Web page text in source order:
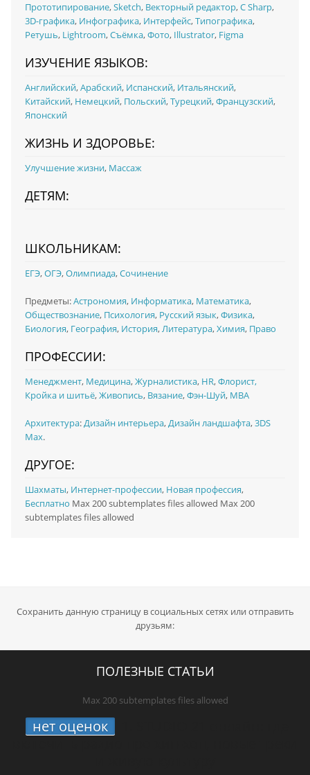
Прототипирование,Sketch, Векторный редактор,C Sharp,
3D-графика, Инфографика, Интерфейс,Типографика,
Ретушь, Lightroom,Съёмка,Фото, Illustrator, Figma
ИЗУЧЕНИЕ ЯЗЫКОВ:
Английский,Арабский, Испанский, Итальянский,
Китайский, Немецкий, Польский,Турецкий,Французский,
Японский
ЖИЗНЬ И ЗДОРОВЬЕ:
Улучшение жизни, Массаж
ДЕТЯМ:
ШКОЛЬНИКАМ:
ЕГЭ,ОГЭ,Олимпиада,Сочинение
Предметы:Астрономия, Информатика, Математика,
Обществознание, Психология, Русский язык,Физика,
Биология, География, История,Литература,Химия, Право
ПРОФЕССИИ:
Менеджмент, Медицина,Журналистика, HR,Флорист,
Кройка и шитьё,Живопись, Вязание,Фэн-Шуй, MBA
Архитектура:Дизайн интерьера,Дизайн ландшафта,3DS
Max.
ДРУГОЕ:
Шахматы, Интернет-профессии, Новая профессия,
Бесплатно Max 200 subtemplates files allowed Max 200
subtemplates files allowed
Сохранить данную страницу в социальных сетях или отправить
друзьям:
ПОЛЕЗНЫЕ СТАТЬИ
Max 200 subtemplates files allowed
нет оценок